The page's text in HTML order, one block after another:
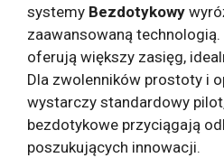
systemy Bezdotykowy
zaawansowaną
oferują większy zasięg,
Dla zwolenników prostoty i
wystarczy standardowy
bezdotykowe przyciągają
poszukujących innowacji.